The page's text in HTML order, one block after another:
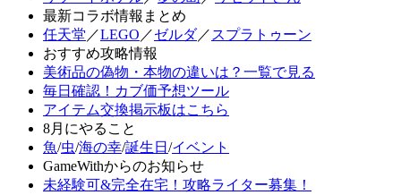
最新コラボ情報まとめ
任天堂 ／LEGO ／ゼルダ／ スプラトゥーン
おすすめ攻略情報
美術品の偽物・本物の違いは？一覧で見る
毎日確認！カブ価予想ツール
アイテム交換掲示板はこちら
8月にやること
魚/虫/海の幸/誕生日 /イベント
GameWithからのお知らせ
未経験可&完全在宅！攻略ライター募集！